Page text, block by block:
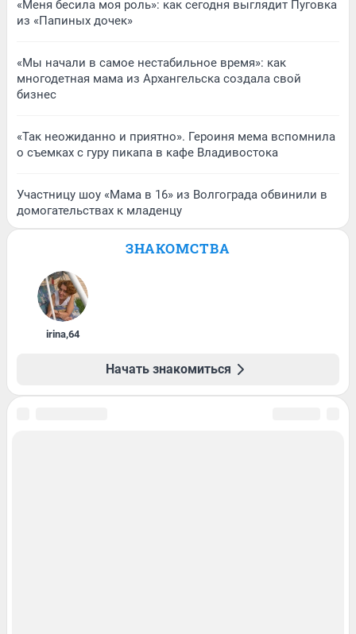
«Меня бесила моя роль»: как сегодня выглядит Пуговка
из «Папиных дочек»
«Мы начали в самое нестабильное время»: как
многодетная мама из Архангельска создала свой
бизнес
«Так неожиданно и приятно». Героиня мема вспомнила
о съемках с гуру пикапа в кафе Владивостока
Участницу шоу «Мама в 16» из Волгограда обвинили в
домогательствах к младенцу
ЗНАКОМСТВА
irina,64
Начать знакомиться